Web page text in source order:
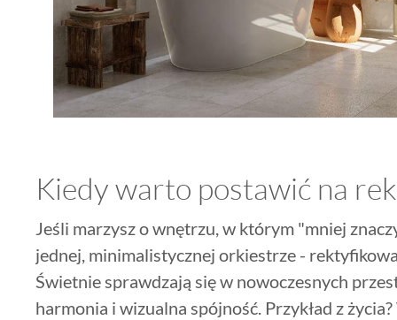
Kiedy warto postawić na
Jeśli marzysz o wnętrzu, w którym "mniej
jednej, minimalistycznej orkiestrze -
Świetnie sprawdzają się w nowoczesnych
harmonia i wizualna spójność. Przykład z